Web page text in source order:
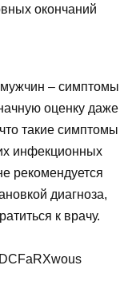
окончаний
мужчин – симптомы
оценку даже
такие симптомы
инфекционных
рекомендуется
диагноза,
к врачу.